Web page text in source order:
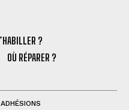
?
OÙ RÉPARER ?
ADHÉSIONS